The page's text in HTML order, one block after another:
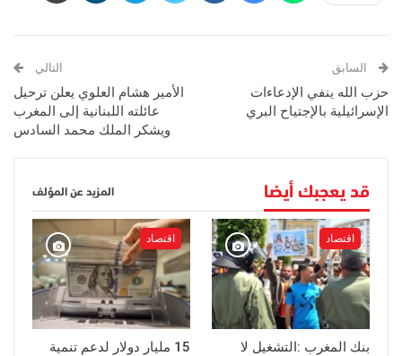
السابق
حزب الله ينفي الإدعاءات
الإسرائيلية بالإجتياح البري
التالي
الأمير هشام العلوي يعلن ترحيل
عائلته اللبنانية إلى المغرب
ويشكر الملك محمد السادس
قد يعجبك أيضا المزيد عن المؤلف
اقتصاد
بنك المغرب :التشغيل لا
اقتصاد
15 مليار دولار لدعم تنمية